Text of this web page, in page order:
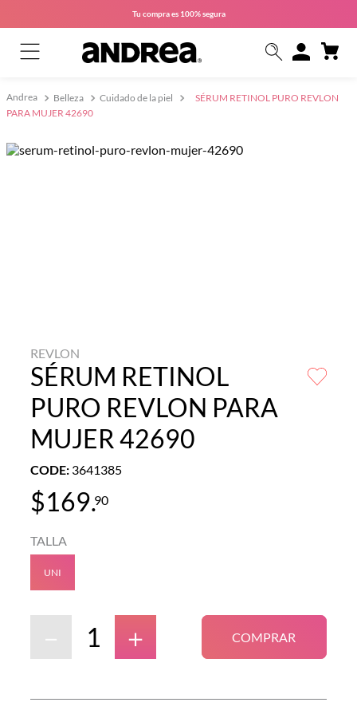
Tu compra es 100% segura
Belleza Cuidado de la piel
SÉRUM RETINOL PURO REVLON
PARA MUJER 42690
REVLON
SÉRUM RETINOL
PURO REVLON PARA
MUJER 42690
CODE: 3641385
$169.90
TALLA
UNI
＋
－ COMPRAR